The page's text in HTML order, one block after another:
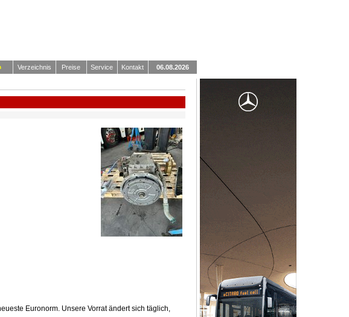
Verzeichnis Preise Service Kontakt 06.08.2026
Euronorm. Unsere Vorrat ändert sich täglich,